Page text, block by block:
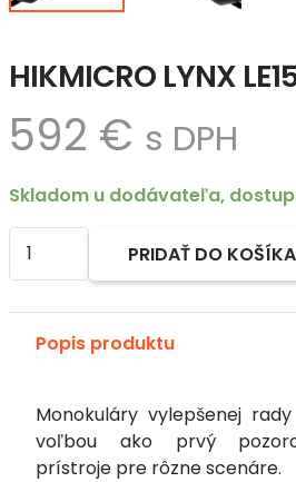
HIKMICRO LYNX
592 € s DPH
Skladom u dodávateľa,
množstvo
HIKMICRO
LE15S
PRIDAŤ DO KOŠÍKA
Alternative:
Popis produktu
Monokuláry vylepšenej
voľbou ako prvý
prístroje pre rôzne scenáre.